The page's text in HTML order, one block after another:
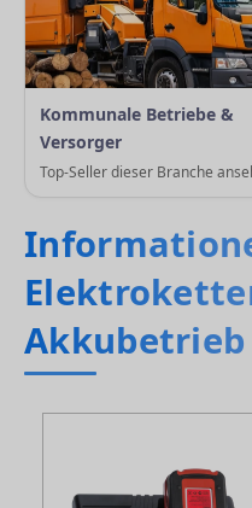
Kommunale Betriebe &
Versorger
Top-Seller dieser Branche
Akkubetrieb